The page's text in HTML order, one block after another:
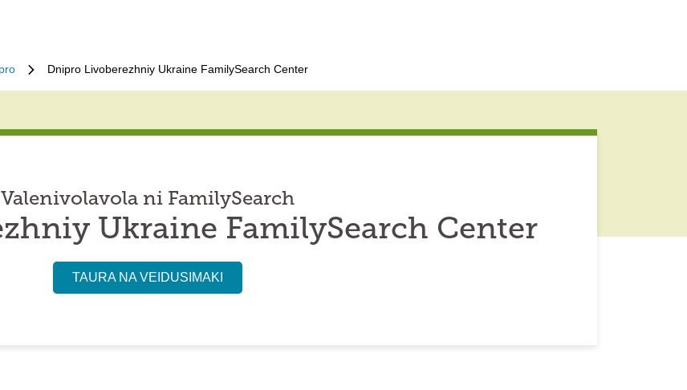
Dnipro Livoberezhniy Ukraine FamilySearch Center
Valenivolavola ni FamilySearch
Ukraine FamilySearch Center
TAURA NA VEIDUSIMAKI